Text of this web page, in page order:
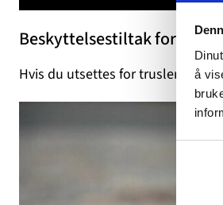
å
Beskyttelsestiltak for
Hvis du utsettes for trusler, vold